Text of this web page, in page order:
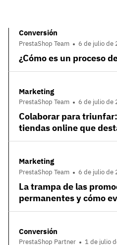
Conversión
PrestaShop Team 6 de julio de
¿Cómo es un proceso
Marketing
PrestaShop Team 6 de julio de
Colaborar para
tiendas online que
Marketing
PrestaShop Team 6 de julio de
La trampa de las
permanentes y cómo
Conversión
PrestaShop Partner 1 de julio